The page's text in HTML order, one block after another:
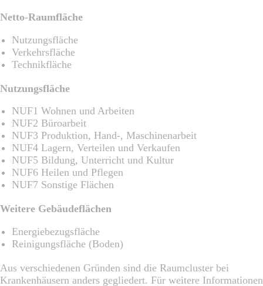
Netto-Raumfläche
Nutzungsfläche
Verkehrsfläche
Technikfläche
Nutzungsfläche
NUF1 Wohnen und Arbeiten
NUF2 Büroarbeit
NUF3 Produktion, Hand-, Maschinenarbeit
NUF4 Lagern, Verteilen und Verkaufen
NUF5 Bildung, Unterricht und Kultur
NUF6 Heilen und Pflegen
NUF7 Sonstige Flächen
Weitere Gebäudeflächen
Energiebezugsfläche
Reinigungsfläche (Boden)
Aus verschiedenen Gründen sind die Raumcluster bei
Krankenhäusern anders gegliedert. Für weitere Informationen